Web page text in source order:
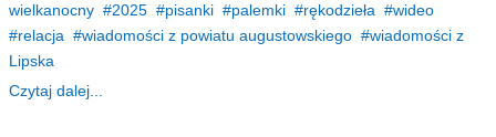
wielkanocny
2025 pisanki palemki rękodzieła
wideo
relacja
wiadomości z powiatu augustowskiego
wiadomości z
Lipska
Czytaj dalej...